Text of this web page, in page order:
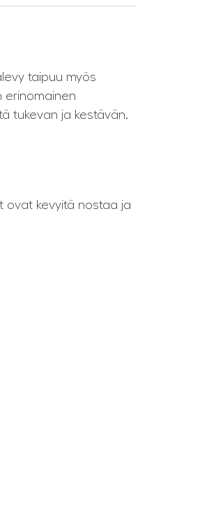
taipuu myös
erinomainen
tukevan ja kestävän.
ovat kevyitä nostaa ja